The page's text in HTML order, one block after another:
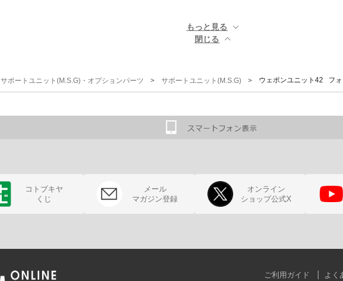
もっと見る ▼
閉じる ▲
サポートユニット(M.S.G)・オプションパーツ ＞ サポートユニット(M.S.G) ＞ ウェポンユニット42 フォ
コトブキヤ
くじ
メール
マガジン登録
オンライン
ショップ公式X
ご利用ガイド よく